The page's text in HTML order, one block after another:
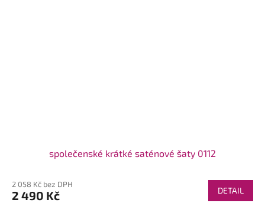
společenské krátké saténové šaty 0112
2 058 Kč bez DPH
2 490 Kč DETAIL